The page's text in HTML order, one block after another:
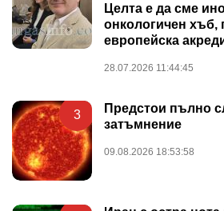
Целта е да сме
онкологичен хъб,
европейска
28.07.2026 11:44:45
3
Предстои пълно
затъмнение
09.08.2026 18:53:58